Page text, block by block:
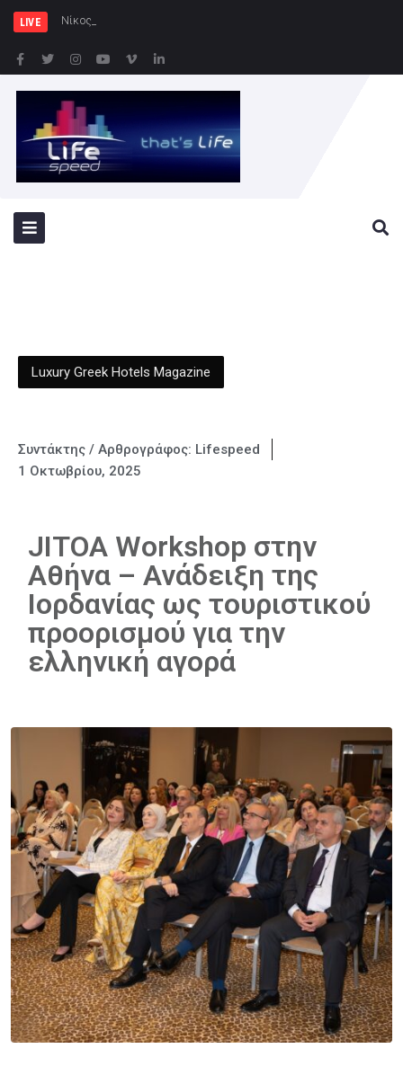
LIVE Νίκος Χαρδαλιάς: Ξεκινάμε στ
Luxury Greek Hotels Magazine
Συντάκτης / Αρθρογράφος: Lifespeed
1 Οκτωβρίου, 2025
JITOA Workshop στην
Αθήνα – Ανάδειξη της
Ιορδανίας ως τουριστικού
προορισμού για την
ελληνική αγορά